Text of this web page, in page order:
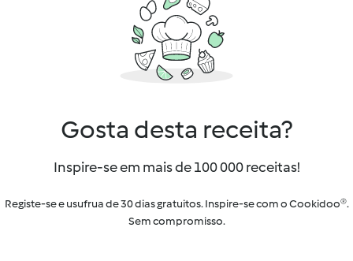
Gosta desta receita?
Inspire-se em mais de 100 000 receitas!
Registe-se e usufrua de 30 dias gratuitos. Inspire-se com o Cookidoo®.
Sem compromisso.